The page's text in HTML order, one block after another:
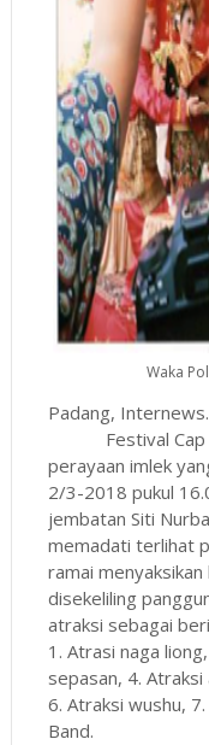
Waka
Padang,
Festival
perayaan imlek
2/3-2018 pukul
jembatan Siti
memadati terlihat
ramai
disekeliling
atraksi sebagai
1. Atrasi naga
sepasan, 4. Atraksi
6. Atraksi wushu,
Band.